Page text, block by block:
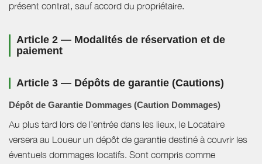
présent contrat, sauf accord du propriétaire.
Article 2 — Modalités de réservation et de
paiement
Article 3 — Dépôts de garantie (Cautions)
Dépôt de Garantie Dommages (Caution Dommages)
Au plus tard lors de l’entrée dans les lieux, le Locataire
versera au Loueur un dépôt de garantie destiné à couvrir les
éventuels dommages locatifs. Sont compris comme